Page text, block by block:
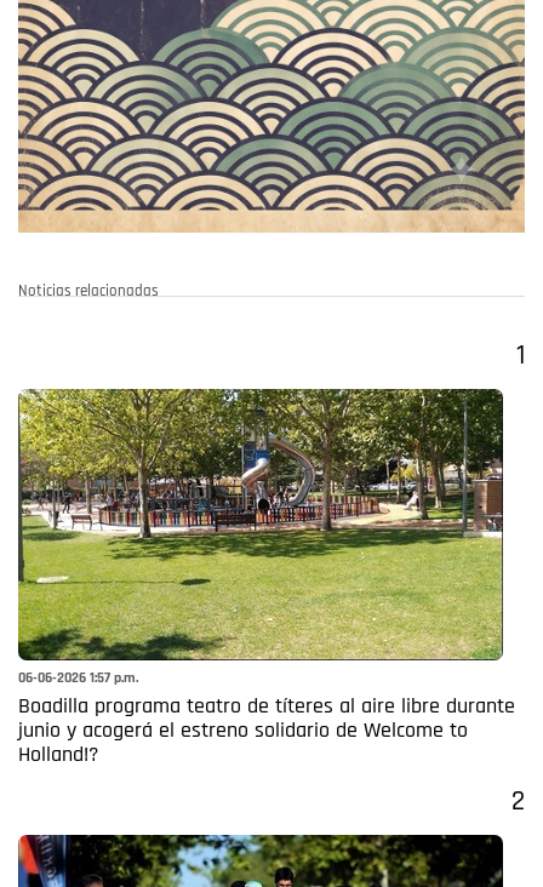
Noticias relacionadas
1
06-06-2026 1:57 p.m.
Boadilla programa teatro de títeres al aire libre durante
junio y acogerá el estreno solidario de Welcome to
Holland!?
2